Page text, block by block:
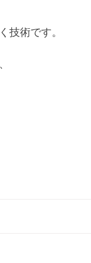
技術です。